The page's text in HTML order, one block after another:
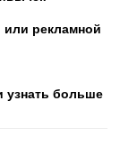
имени
рекламной
узнать больше